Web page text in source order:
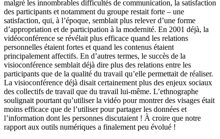
malgré les innombrables difficultés de communication, la satisfaction
des participants et notamment du groupe restait forte – une
satisfaction, qui, à l’époque, semblait plus relever d’une forme
d’appropriation et de participation à la modernité. En 2001 déjà, la
vidéoconférence se révélait plus efficace quand les relations
personnelles étaient fortes et quand les contenus étaient
principalement affectifs. En d’autres termes, le succès de la
visioconférence semblait déjà dire plus des relations entre les
participants que de la qualité du travail qu’elle permettait de réaliser.
La visioconférence déjà disait certainement plus des enjeux sociaux
des collectifs de travail que du travail lui-même. L’ethnographe
soulignait pourtant qu’utiliser la vidéo pour montrer des visages était
moins efficace que de l’utiliser pour partager les données et
l’information dont les personnes discutaient ! À croire que notre
rapport aux outils numériques a finalement peu évolué !